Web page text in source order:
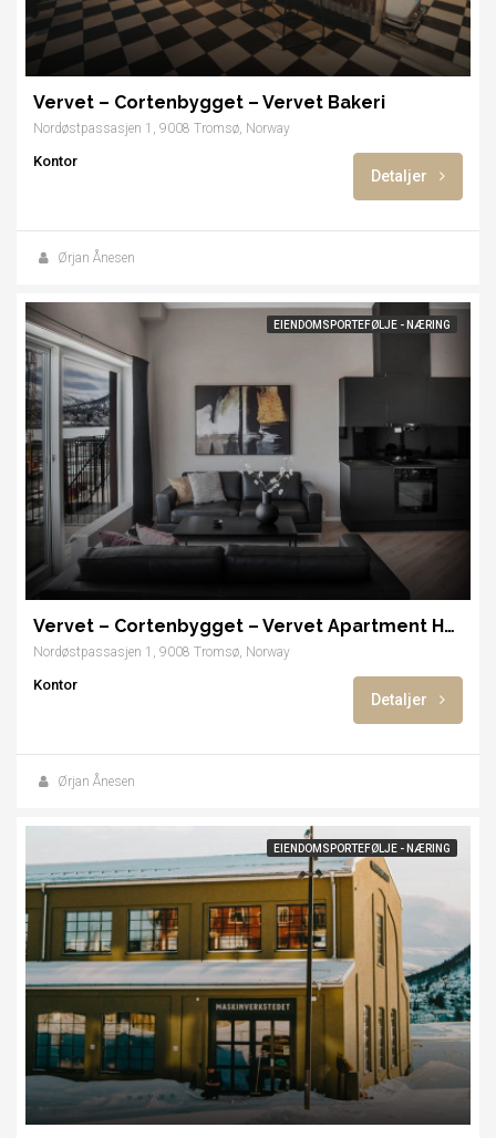
Vervet – Cortenbygget – Vervet Bakeri
Nordøstpassasjen 1, 9008 Tromsø, Norway
Kontor
Detaljer
Ørjan Ånesen
EIENDOMSPORTEFØLJE - NÆRING
Vervet – Cortenbygget – Vervet Apartment Hotel
Nordøstpassasjen 1, 9008 Tromsø, Norway
Kontor
Detaljer
Ørjan Ånesen
EIENDOMSPORTEFØLJE - NÆRING